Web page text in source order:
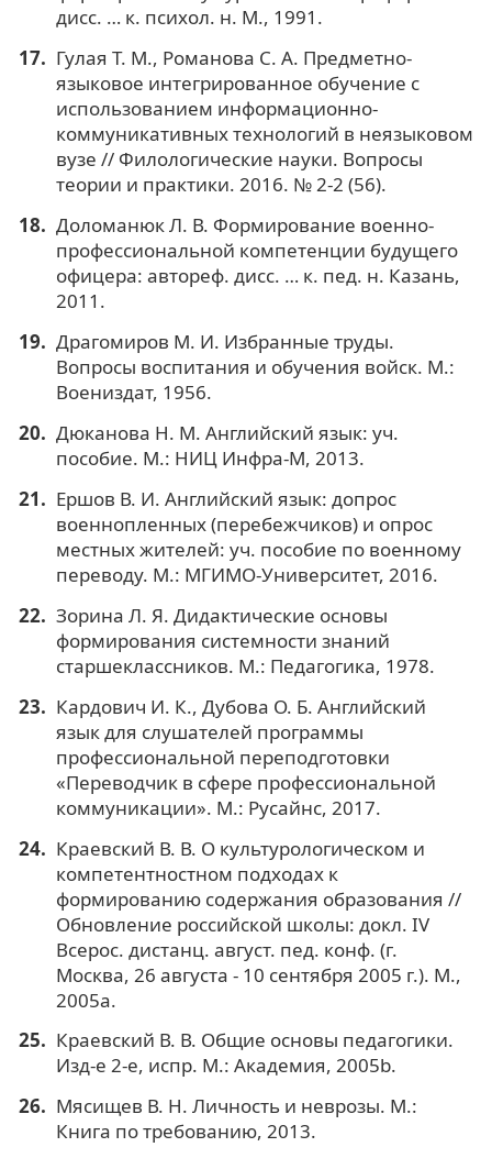
дисс. … к. психол. н. М., 1991.
Гулая Т. М., Романова С. А. Предметно-
языковое интегрированное обучение с
использованием информационно-
коммуникативных технологий в неязыковом
вузе // Филологические науки. Вопросы
теории и практики. 2016. № 2-2 (56).
Доломанюк Л. В. Формирование военно-
профессиональной компетенции будущего
офицера: автореф. дисс. … к. пед. н. Казань,
2011.
Драгомиров М. И. Избранные труды.
Вопросы воспитания и обучения войск. М.:
Воениздат, 1956.
Дюканова Н. М. Английский язык: уч.
пособие. М.: НИЦ Инфра-М, 2013.
Ершов В. И. Английский язык: допрос
военнопленных (перебежчиков) и опрос
местных жителей: уч. пособие по военному
переводу. М.: МГИМО-Университет, 2016.
Зорина Л. Я. Дидактические основы
формирования системности знаний
старшеклассников. М.: Педагогика, 1978.
Кардович И. К., Дубова О. Б. Английский
язык для слушателей программы
профессиональной переподготовки
«Переводчик в сфере профессиональной
коммуникации». М.: Русайнс, 2017.
Краевский В. В. О культурологическом и
компетентностном подходах к
формированию содержания образования //
Обновление российской школы: докл. IV
Всерос. дистанц. август. пед. конф. (г.
Москва, 26 августа - 10 сентября 2005 г.). М.,
2005a.
Краевский В. В. Общие основы педагогики.
Изд-е 2-е, испр. М.: Академия, 2005b.
Мясищев В. Н. Личность и неврозы. М.:
Книга по требованию, 2013.